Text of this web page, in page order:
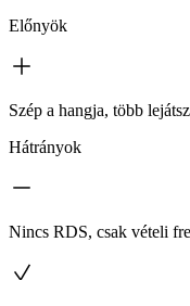
Előnyök
Szép a hangja, több
Hátrányok
Nincs RDS, csak vételi